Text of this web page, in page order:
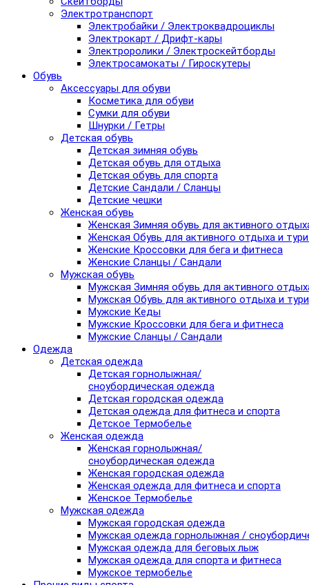
Электротранспорт
Электробайки / Электроквадроциклы
Электрокарт / Дрифт-кары
Электроролики / Электроскейтборды
Электросамокаты / Гироскутеры
Обувь
Аксессуары для обуви
Косметика для обуви
Сумки для обуви
Шнурки / Гетры
Детская обувь
Детская зимняя обувь
Детская обувь для отдыха
Детская обувь для спорта
Детские Сандали / Сланцы
Детские чешки
Женская обувь
Женская Зимняя обувь для активного
Женская Обувь для активного отдыха и
Женские Кроссовки для бега и фитнеса
Женские Сланцы / Сандали
Мужская обувь
Мужская Зимняя обувь для активного
Мужская Обувь для активного отдыха и
Мужские Кеды
Мужские Кроссовки для бега и фитнеса
Мужские Сланцы / Сандали
Одежда
Детская одежда
Детская горнолыжная/
сноубордическая одежда
Детская городская одежда
Детская одежда для фитнеса и спорта
Детское Термобелье
Женская одежда
Женская горнолыжная/
сноубордическая одежда
Женская городская одежда
Женская одежда для фитнеса и спорта
Женское Термобелье
Мужская одежда
Мужская городская одежда
Мужская одежда горнолыжная /
Мужская одежда для беговых лыж
Мужская одежда для спорта и фитнеса
Мужское термобелье